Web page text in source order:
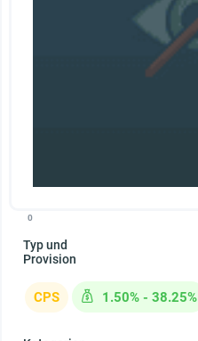
0
Typ und
Provision
CPS 1.50% - 38.25%